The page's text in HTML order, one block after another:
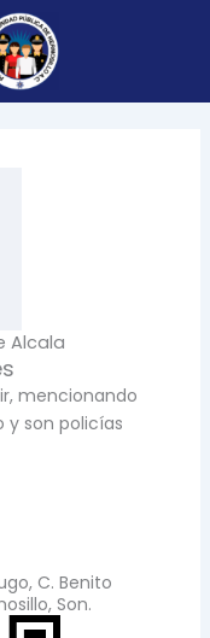
Alcala
mencionando
son policías
C. Benito
Son.